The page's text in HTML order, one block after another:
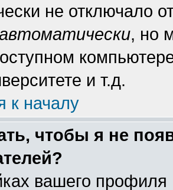
не отключало
, но
и т.д.
к началу
чтобы я не
вашего